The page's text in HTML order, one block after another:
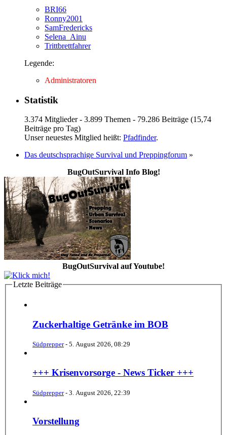
BRI66
Ronny2001
SamFredericks
Selena_Ainu
Trittbrettfahrer
Legende:
Administratoren
Statistik
3.374 Mitglieder - 3.899 Themen - 79.286 Beiträge (15,74
Beiträge pro Tag)
Unser neuestes Mitglied heißt: Pfadfinder.
Das deutschsprachige Survival und Preppingforum »
BugOutSurvival Info Blog!
BugOutSurvival auf Youtube!
Letzte Beiträge
Zuckerhaltige Getränke im BOB
Südprepper- 5. August 2026, 08:29
+++ Krisenvorsorge - News Ticker +++
Südprepper- 3. August 2026, 22:39
Vorstellung